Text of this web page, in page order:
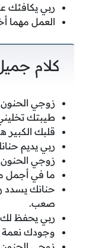
ربي يكافئك
العمل مهما
كلام
زوجي الحنون
طيبتك
قلبك
ربي يديم
زوجي
ما في أجمل
حنانك يسدد
صعب.
ربي يحفظ
وجودك